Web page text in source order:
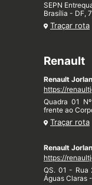
SEPN
Brasília - DF,
Traçar rota
Renault
Renault
https://
Quadra 01
frente ao
Traçar rota
Renault
https://
QS. 01 - Rua
Águas Claras